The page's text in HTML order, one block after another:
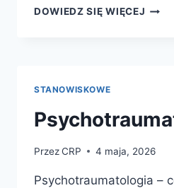
DOWIEDZ SIĘ WIĘCEJ
STANOWISKOWE
PrzezCRP 4 maja, 2026
Psychotraumatologia –